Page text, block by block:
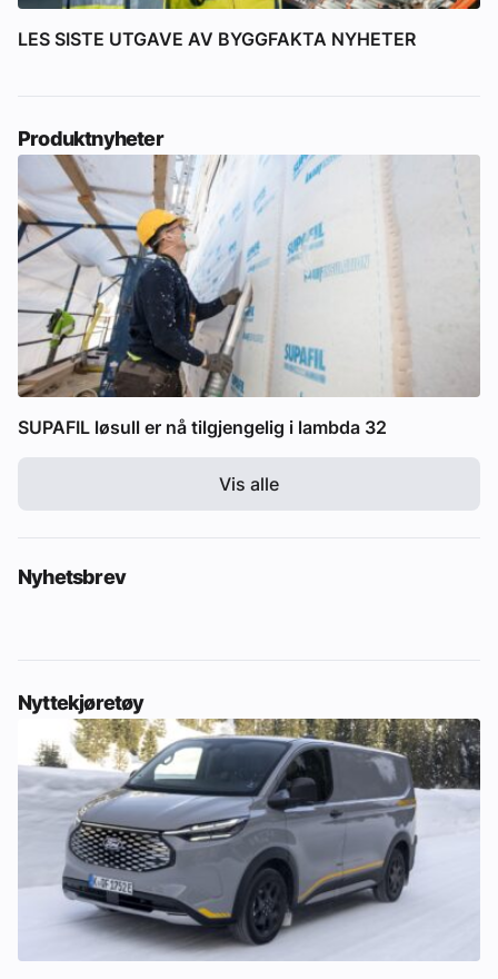
LES SISTE UTGAVE AV BYGGFAKTA NYHETER
Produktnyheter
SUPAFIL løsull er nå tilgjengelig i lambda 32
Vis alle
Nyhetsbrev
Nyttekjøretøy